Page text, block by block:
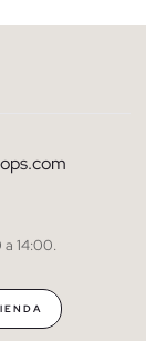
a 14:00.